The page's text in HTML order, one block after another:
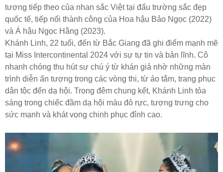
tượng tiếp theo của nhan sắc Việt tại đấu trường sắc đẹp
quốc tế, tiếp nối thành công của Hoa hậu Bảo Ngọc (2022)
và Á hậu Ngọc Hằng (2023).
Khánh Linh, 22 tuổi, đến từ Bắc Giang đã ghi điểm mạnh mẽ
tại Miss Intercontinental 2024 với sự tự tin và bản lĩnh. Cô
nhanh chóng thu hút sự chú ý từ khán giả nhờ những màn
trình diễn ấn tượng trong các vòng thi, từ áo tắm, trang phục
dân tộc đến dạ hội. Trong đêm chung kết, Khánh Linh tỏa
sáng trong chiếc đầm dạ hội màu đỏ rực, tượng trưng cho
sức mạnh và khát vọng chinh phục đỉnh cao.